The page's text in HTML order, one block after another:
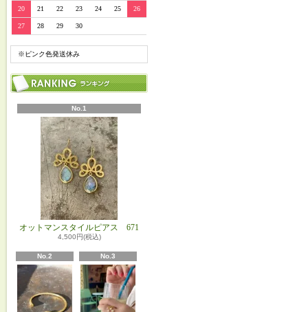
20 21 22 23 24 25 26
27 28 29 30
※ピンク色発送休み
No.1
オットマンスタイルピアス 671
4,500円(税込)
No.2 No.3